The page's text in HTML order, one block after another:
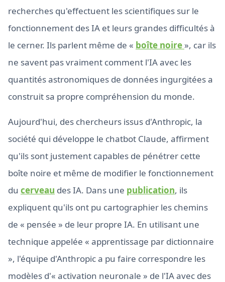
recherches qu'effectuent les scientifiques sur le
fonctionnement des IA et leurs grandes difficultés à
le cerner. Ils parlent même de « boîte noire », car ils
ne savent pas vraiment comment l'IA avec les
quantités astronomiques de données ingurgitées a
construit sa propre compréhension du monde.
Aujourd'hui, des chercheurs issus d'Anthropic, la
société qui développe le chatbot Claude, affirment
qu'ils sont justement capables de pénétrer cette
boîte noire et même de modifier le fonctionnement
du cerveau des IA. Dans une publication, ils
expliquent qu'ils ont pu cartographier les chemins
de « pensée » de leur propre IA. En utilisant une
technique appelée « apprentissage par dictionnaire
», l'équipe d'Anthropic a pu faire correspondre les
modèles d'« activation neuronale » de l'IA avec des